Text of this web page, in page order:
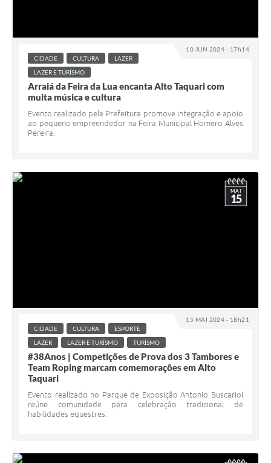
10 JUN 2024 - 17h14
CIDADE CULTURA
LAZER
LAZER E TURÍSMO
Arraiá da Feira da Lua encanta Alto Taquari com
muita música e cultura
Evento realizado pela Prefeitura promove integração e apoio
ao pequeno empreendedor na Feira Municipal Homero Alves
Pereira.
15 MAI 2024 - 18h21
MAI
15
CIDADE CULTURA
ESPORTE
LAZER
LAZER E TURÍSMO TURÍSMO
#38Anos | Competições de Prova dos 3 Tambores e
Team Roping marcam comemorações em Alto
Taquari
Evento realizado no Parque de Exposição Antonio Buscariol
reúne comunidade para celebração tradicional de
habilidades equestres.